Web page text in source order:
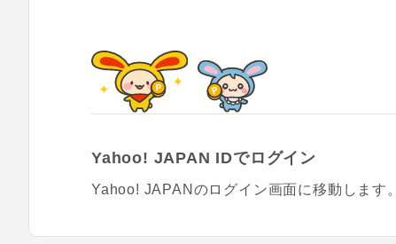
Yahoo! JAPAN IDでログイン
Yahoo! JAPANのログイン画面に移動します。